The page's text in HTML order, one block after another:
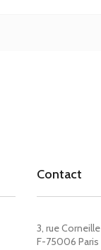
Contact
3, rue Corneille
F-75006 Paris